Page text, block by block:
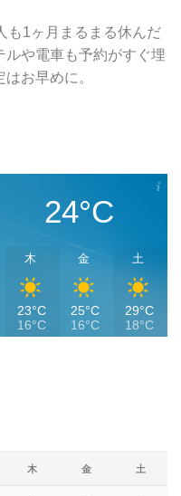
1ヶ月まるまる休んだ
ルや電車も予約がすぐ埋
お早めに。
24°C
木
23°C
16°C
金
25°C
16°C
土
29°C
18°C
木 金 土